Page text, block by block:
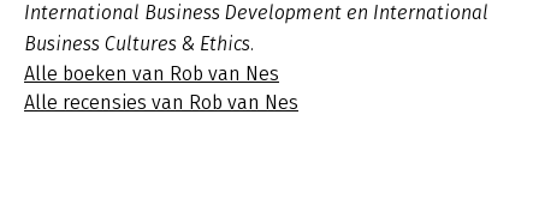
International Business Development en International
Business Cultures & Ethics.
Alle boeken van Rob van Nes
Alle recensies van Rob van Nes